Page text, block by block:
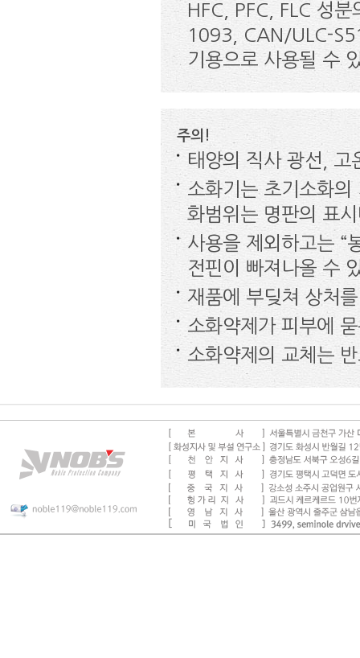
HFC, PFC, FLC 성
1093, CAN/ULC-
기용으로 사용될 수
주의!
태양의 직사 광선, 고
소화기는 초기소화
화범위는 명판의 표
사용을 제외하고는 “
전핀이 빠져나올 수
재품에 부딪쳐 상처
소화약제가 피부에
소화약제의 교체는